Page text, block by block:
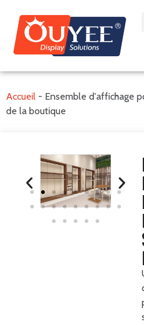
Accueil - Ensemble d'affichage
de la boutique